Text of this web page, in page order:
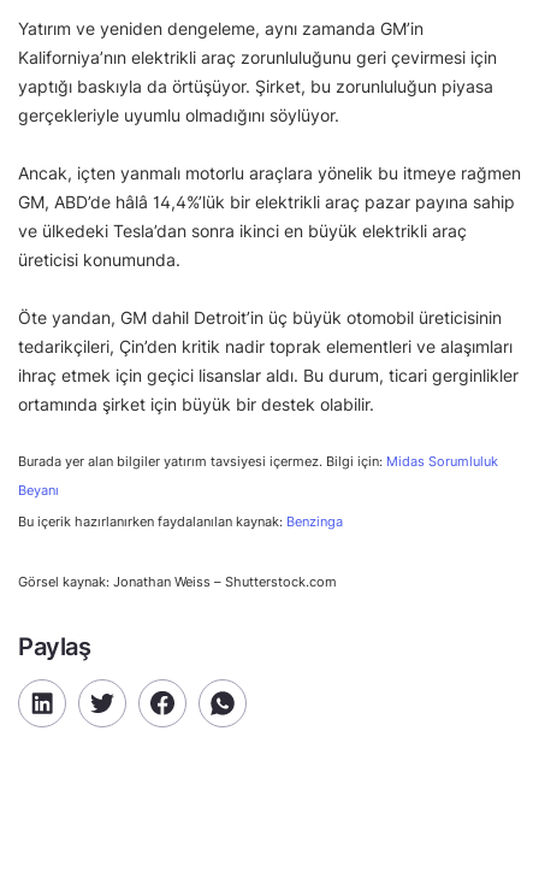
Yatırım ve yeniden dengeleme, aynı zamanda GM’in
Kaliforniya’nın elektrikli araç zorunluluğunu geri çevirmesi için
yaptığı baskıyla da örtüşüyor. Şirket, bu zorunluluğun piyasa
gerçekleriyle uyumlu olmadığını söylüyor.
Ancak, içten yanmalı motorlu araçlara yönelik bu itmeye rağmen
GM, ABD’de hâlâ 14,4%’lük bir elektrikli araç pazar payına sahip
ve ülkedeki Tesla’dan sonra ikinci en büyük elektrikli araç
üreticisi konumunda.
Öte yandan, GM dahil Detroit’in üç büyük otomobil üreticisinin
tedarikçileri, Çin’den kritik nadir toprak elementleri ve alaşımları
ihraç etmek için geçici lisanslar aldı. Bu durum, ticari gerginlikler
ortamında şirket için büyük bir destek olabilir.
Burada yer alan bilgiler yatırım tavsiyesi içermez. Bilgi için: Midas Sorumluluk
Beyanı
Bu içerik hazırlanırken faydalanılan kaynak: Benzinga
Görsel kaynak: Jonathan Weiss – Shutterstock.com
Paylaş